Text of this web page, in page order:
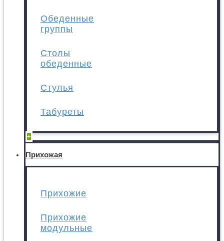
Обеденные
группы
Столы
обеденные
Стулья
Табуреты
+
Прихожая
Прихожие
Прихожие
модульные